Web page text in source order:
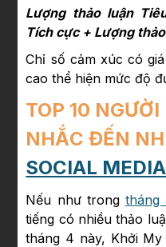
Lượng thảo luận
Tích cực + Lượng
Chỉ số cảm xúc có
cao thể hiện mức độ
TOP 10
NHẮC ĐẾN
SOCIAL MEDIA
Nếu như trong tháng
tiếng có nhiều thảo
tháng 4 này, Khởi